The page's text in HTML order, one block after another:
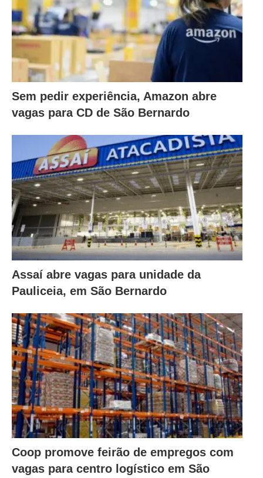
Sem pedir experiência, Amazon abre
vagas para CD de São Bernardo
Assaí abre vagas para unidade da
Pauliceia, em São Bernardo
Coop promove feirão de empregos com
vagas para centro logístico em São